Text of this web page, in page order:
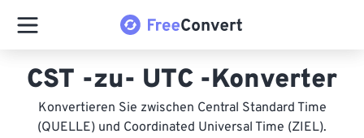
CST -zu- UTC -Konverter
Konvertieren Sie zwischen Central Standard Time
(QUELLE) und Coordinated Universal Time (ZIEL).